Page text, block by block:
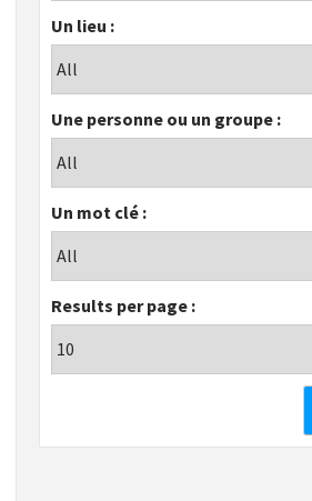
Un lieu :
Une personne ou un groupe :
Un mot clé :
Results per page :